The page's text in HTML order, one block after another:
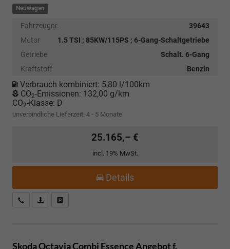
Neuwagen
Fahrzeugnr.
39643
Motor
1.5 TSI ; 85KW/115PS ; 6-Gang-Schaltgetriebe
Getriebe
Schalt. 6-Gang
Kraftstoff
Benzin
Verbrauch kombiniert: 5,80 l/100km
CO2-Emissionen: 132,00 g/km
CO2-Klasse: D
unverbindliche Lieferzeit: 4 - 5 Monate
25.165,– €
incl. 19% MwSt.
Details
Kostenloser Rückruf-Service
PDF-Datei, Fahrzeugexposé drucken
Skoda Octavia Combi Essence Angebot f.